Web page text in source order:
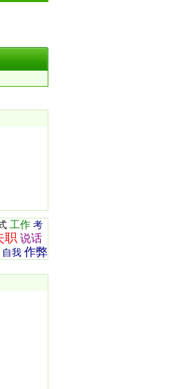
工作 考
职 说话
自我 作弊